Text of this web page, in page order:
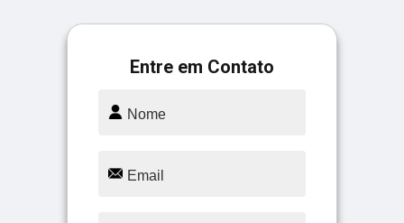
Entre em Contato